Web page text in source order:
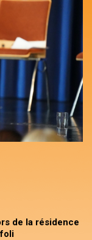
de la résidence